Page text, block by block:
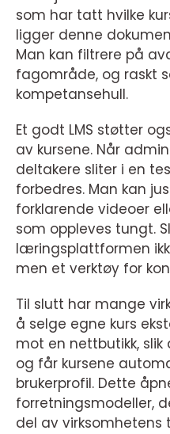
som har tatt hvilke
ligger denne
Man kan filtrere på
fagområde, og raskt
kompetansehull.
Et godt LMS støtter
av kursene. Når
deltakere sliter i en
forbedres. Man kan
forklarende videoer
som oppleves tungt.
læringsplattformen
men et verktøy for
Til slutt har mange
å selge egne kurs
mot en nettbutikk,
og får kursene
brukerprofil. Dette
forretningsmodeller,
del av virksomhetens